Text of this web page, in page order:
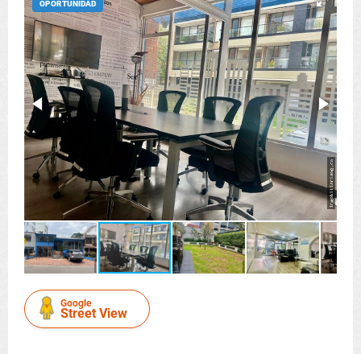
OPORTUNIDAD
Google
Street View